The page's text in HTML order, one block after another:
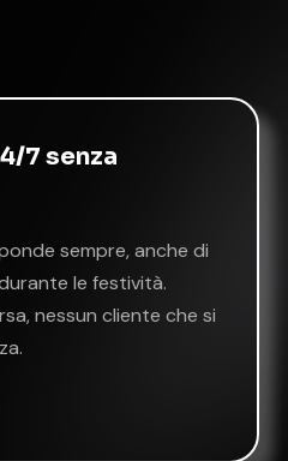
7 senza
sempre, anche di
le festività.
nessun cliente che si